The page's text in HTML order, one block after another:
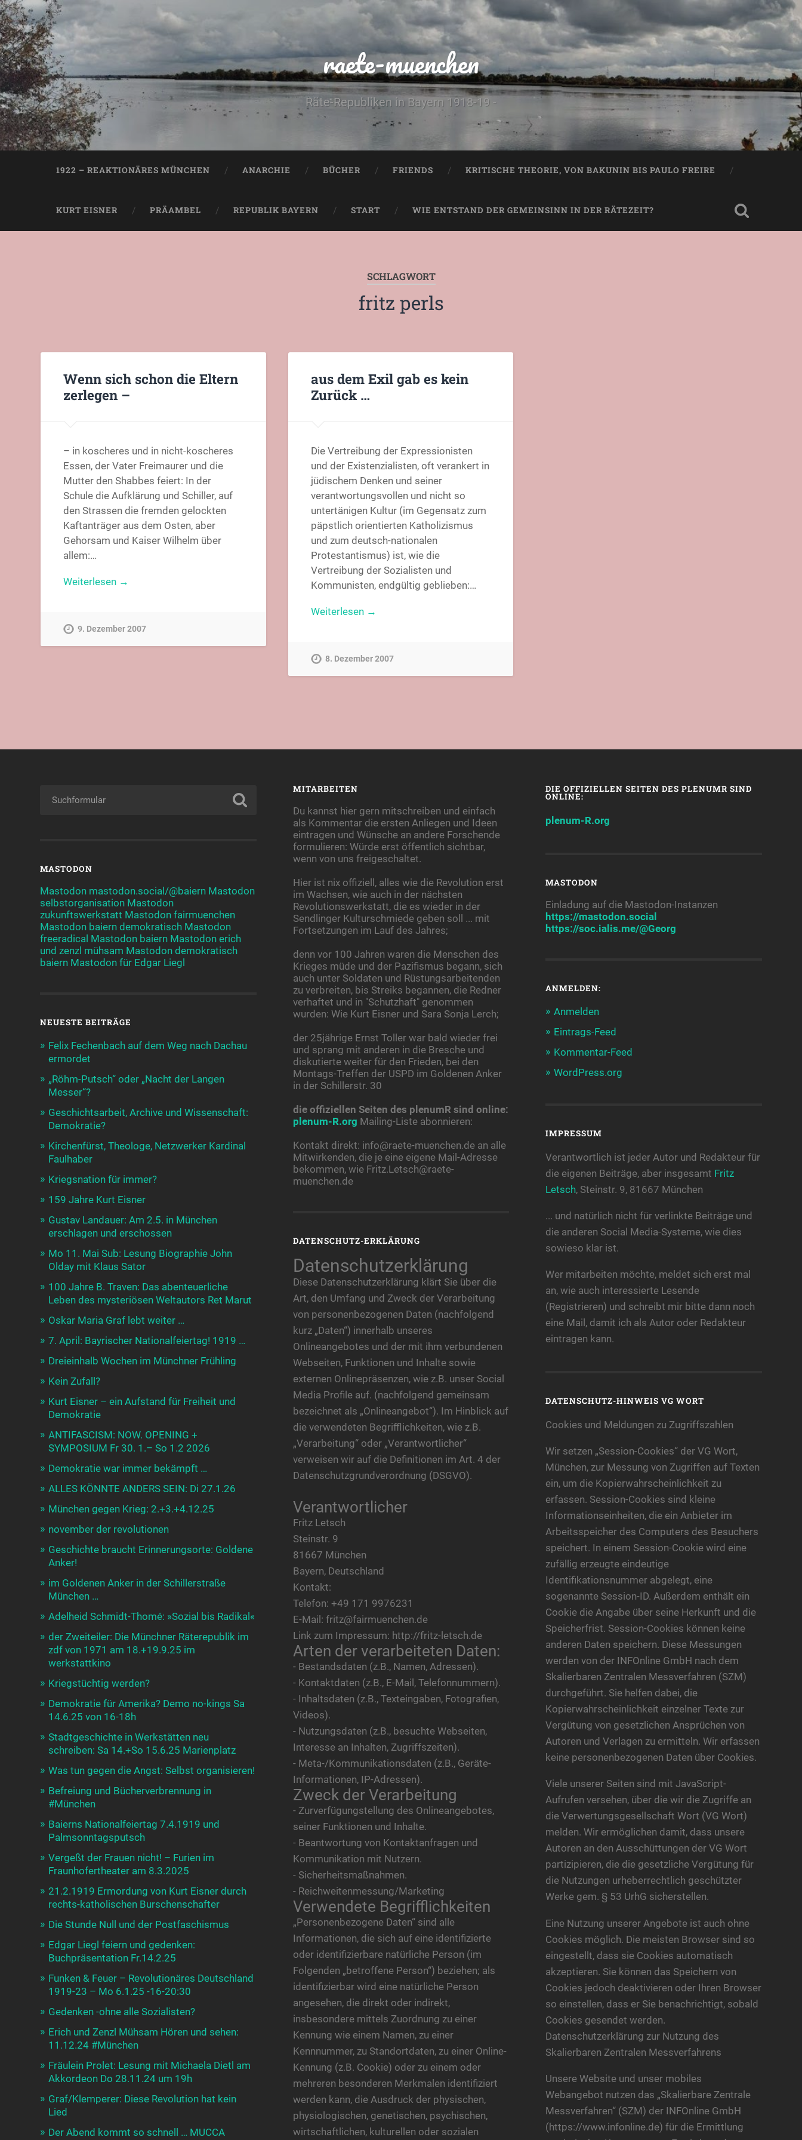
raete-muenchen
Räte-Republiken in Bayern 1918-19 -
1922 – REAKTIONÄRES MÜNCHEN ANARCHIE BÜCHER FRIENDS KRITISCHE THEORIE, VON BAKUNIN BIS PAULO FREIRE
KURT EISNER PRÄAMBEL REPUBLIK BAYERN START WIE ENTSTAND DER GEMEINSINN IN DER RÄTEZEIT?
SCHLAGWORT
fritz perls
Wenn sich schon die Eltern
zerlegen –
– in koscheres und in nicht-koscheres
Essen, der Vater Freimaurer und die
Mutter den Shabbes feiert: In der
Schule die Aufklärung und Schiller, auf
den Strassen die fremden gelockten
Kaftanträger aus dem Osten, aber
Gehorsam und Kaiser Wilhelm über
allem:…
Weiterlesen →
9. Dezember 2007
aus dem Exil gab es kein
Zurück …
Die Vertreibung der Expressionisten
und der Existenzialisten, oft verankert in
jüdischem Denken und seiner
verantwortungsvollen und nicht so
untertänigen Kultur (im Gegensatz zum
päpstlich orientierten Katholizismus
und zum deutsch-nationalen
Protestantismus) ist, wie die
Vertreibung der Sozialisten und
Kommunisten, endgültig geblieben:…
Weiterlesen →
8. Dezember 2007
MASTODON
Mastodon mastodon.social/@baiern Mastodon
selbstorganisation Mastodon
zukunftswerkstatt Mastodon fairmuenchen
Mastodon baiern demokratisch Mastodon
freeradical Mastodon baiern Mastodon erich
und zenzl mühsam Mastodon demokratisch
baiern Mastodon für Edgar Liegl
NEUESTE BEITRÄGE
Felix Fechenbach auf dem Weg nach Dachau
ermordet
„Röhm-Putsch“ oder „Nacht der Langen
Messer“?
Geschichtsarbeit, Archive und Wissenschaft:
Demokratie?
Kirchenfürst, Theologe, Netzwerker Kardinal
Faulhaber
Kriegsnation für immer?
159 Jahre Kurt Eisner
Gustav Landauer: Am 2.5. in München
erschlagen und erschossen
Mo 11. Mai Sub: Lesung Biographie John
Olday mit Klaus Sator
100 Jahre B. Traven: Das abenteuerliche
Leben des mysteriösen Weltautors Ret Marut
Oskar Maria Graf lebt weiter …
7. April: Bayrischer Nationalfeiertag! 1919 …
Dreieinhalb Wochen im Münchner Frühling
Kein Zufall?
Kurt Eisner – ein Aufstand für Freiheit und
Demokratie
ANTIFASCISM: NOW. OPENING +
SYMPOSIUM Fr 30. 1.– So 1.2 2026
Demokratie war immer bekämpft …
ALLES KÖNNTE ANDERS SEIN: Di 27.1.26
München gegen Krieg: 2.+3.+4.12.25
november der revolutionen
Geschichte braucht Erinnerungsorte: Goldene
Anker!
im Goldenen Anker in der Schillerstraße
München …
Adelheid Schmidt-Thomé: »Sozial bis Radikal«
der Zweiteiler: Die Münchner Räterepublik im
zdf von 1971 am 18.+19.9.25 im
werkstattkino
Kriegstüchtig werden?
Demokratie für Amerika? Demo no-kings Sa
14.6.25 von 16-18h
Stadtgeschichte in Werkstätten neu
schreiben: Sa 14.+So 15.6.25 Marienplatz
Was tun gegen die Angst: Selbst organisieren!
Befreiung und Bücherverbrennung in
#München
Baierns Nationalfeiertag 7.4.1919 und
Palmsonntagsputsch
Vergeßt der Frauen nicht! – Furien im
Fraunhofertheater am 8.3.2025
21.2.1919 Ermordung von Kurt Eisner durch
rechts-katholischen Burschenschafter
Die Stunde Null und der Postfaschismus
Edgar Liegl feiern und gedenken:
Buchpräsentation Fr.14.2.25
Funken & Feuer – Revolutionäres Deutschland
1919-23 – Mo 6.1.25 -16-20:30
Gedenken -ohne alle Sozialisten?
Erich und Zenzl Mühsam Hören und sehen:
11.12.24 #München
Fräulein Prolet: Lesung mit Michaela Dietl am
Akkordeon Do 28.11.24 um 19h
Graf/Klemperer: Diese Revolution hat kein
Lied
Der Abend kommt so schnell … MUCCA
MITARBEITEN
Du kannst hier gern mitschreiben und einfach
als Kommentar die ersten Anliegen und Ideen
eintragen und Wünsche an andere Forschende
formulieren: Würde erst öffentlich sichtbar,
wenn von uns freigeschaltet.
Hier ist nix offiziell, alles wie die Revolution erst
im Wachsen, wie auch in der nächsten
Revolutionswerkstatt, die es wieder in der
Sendlinger Kulturschmiede geben soll ... mit
Fortsetzungen im Lauf des Jahres;
denn vor 100 Jahren waren die Menschen des
Krieges müde und der Pazifismus begann, sich
auch unter Soldaten und Rüstungsarbeitenden
zu verbreiten, bis Streiks begannen, die Redner
verhaftet und in "Schutzhaft" genommen
wurden: Wie Kurt Eisner und Sara Sonja Lerch;
der 25jährige Ernst Toller war bald wieder frei
und sprang mit anderen in die Bresche und
diskutierte weiter für den Frieden, bei den
Montags-Treffen der USPD im Goldenen Anker
in der Schillerstr. 30
die offiziellen Seiten des plenumR sind online:
plenum-R.org Mailing-Liste abonnieren:
Kontakt direkt: info@raete-muenchen.de an alle
Mitwirkenden, die je eine eigene Mail-Adresse
bekommen, wie Fritz.Letsch@raete-
muenchen.de
DATENSCHUTZ-ERKLÄRUNG
Datenschutzerklärung
Diese Datenschutzerklärung klärt Sie über die
Art, den Umfang und Zweck der Verarbeitung
von personenbezogenen Daten (nachfolgend
kurz „Daten“) innerhalb unseres
Onlineangebotes und der mit ihm verbundenen
Webseiten, Funktionen und Inhalte sowie
externen Onlinepräsenzen, wie z.B. unser Social
Media Profile auf. (nachfolgend gemeinsam
bezeichnet als „Onlineangebot“). Im Hinblick auf
die verwendeten Begrifflichkeiten, wie z.B.
„Verarbeitung“ oder „Verantwortlicher“
verweisen wir auf die Definitionen im Art. 4 der
Datenschutzgrundverordnung (DSGVO).
Verantwortlicher
Fritz Letsch
Steinstr. 9
81667 München
Bayern, Deutschland
Kontakt:
Telefon: +49 171 9976231
E-Mail: fritz@fairmuenchen.de
Link zum Impressum: http://fritz-letsch.de
Arten der verarbeiteten Daten:
- Bestandsdaten (z.B., Namen, Adressen).
- Kontaktdaten (z.B., E-Mail, Telefonnummern).
- Inhaltsdaten (z.B., Texteingaben, Fotografien,
Videos).
- Nutzungsdaten (z.B., besuchte Webseiten,
Interesse an Inhalten, Zugriffszeiten).
- Meta-/Kommunikationsdaten (z.B., Geräte-
Informationen, IP-Adressen).
Zweck der Verarbeitung
- Zurverfügungstellung des Onlineangebotes,
seiner Funktionen und Inhalte.
- Beantwortung von Kontaktanfragen und
Kommunikation mit Nutzern.
- Sicherheitsmaßnahmen.
- Reichweitenmessung/Marketing
Verwendete Begrifflichkeiten
„Personenbezogene Daten“ sind alle
Informationen, die sich auf eine identifizierte
oder identifizierbare natürliche Person (im
Folgenden „betroffene Person“) beziehen; als
identifizierbar wird eine natürliche Person
angesehen, die direkt oder indirekt,
insbesondere mittels Zuordnung zu einer
Kennung wie einem Namen, zu einer
Kennnummer, zu Standortdaten, zu einer Online-
Kennung (z.B. Cookie) oder zu einem oder
mehreren besonderen Merkmalen identifiziert
werden kann, die Ausdruck der physischen,
physiologischen, genetischen, psychischen,
wirtschaftlichen, kulturellen oder sozialen
DIE OFFIZIELLEN SEITEN DES PLENUMR SIND
ONLINE:
plenum-R.org
MASTODON
Einladung auf die Mastodon-Instanzen
https://mastodon.social
https://soc.ialis.me/@Georg
ANMELDEN:
Anmelden
Eintrags-Feed
Kommentar-Feed
WordPress.org
IMPRESSUM
Verantwortlich ist jeder Autor und Redakteur für
die eigenen Beiträge, aber insgesamt Fritz
Letsch, Steinstr. 9, 81667 München
... und natürlich nicht für verlinkte Beiträge und
die anderen Social Media-Systeme, wie dies
sowieso klar ist.
Wer mitarbeiten möchte, meldet sich erst mal
an, wie auch interessierte Lesende
(Registrieren) und schreibt mir bitte dann noch
eine Mail, damit ich als Autor oder Redakteur
eintragen kann.
DATENSCHUTZ-HINWEIS VG WORT
Cookies und Meldungen zu Zugriffszahlen
Wir setzen „Session-Cookies“ der VG Wort,
München, zur Messung von Zugriffen auf Texten
ein, um die Kopierwahrscheinlichkeit zu
erfassen. Session-Cookies sind kleine
Informationseinheiten, die ein Anbieter im
Arbeitsspeicher des Computers des Besuchers
speichert. In einem Session-Cookie wird eine
zufällig erzeugte eindeutige
Identifikationsnummer abgelegt, eine
sogenannte Session-ID. Außerdem enthält ein
Cookie die Angabe über seine Herkunft und die
Speicherfrist. Session-Cookies können keine
anderen Daten speichern. Diese Messungen
werden von der INFOnline GmbH nach dem
Skalierbaren Zentralen Messverfahren (SZM)
durchgeführt. Sie helfen dabei, die
Kopierwahrscheinlichkeit einzelner Texte zur
Vergütung von gesetzlichen Ansprüchen von
Autoren und Verlagen zu ermitteln. Wir erfassen
keine personenbezogenen Daten über Cookies.
Viele unserer Seiten sind mit JavaScript-
Aufrufen versehen, über die wir die Zugriffe an
die Verwertungsgesellschaft Wort (VG Wort)
melden. Wir ermöglichen damit, dass unsere
Autoren an den Ausschüttungen der VG Wort
partizipieren, die die gesetzliche Vergütung für
die Nutzungen urheberrechtlich geschützter
Werke gem. § 53 UrhG sicherstellen.
Eine Nutzung unserer Angebote ist auch ohne
Cookies möglich. Die meisten Browser sind so
eingestellt, dass sie Cookies automatisch
akzeptieren. Sie können das Speichern von
Cookies jedoch deaktivieren oder Ihren Browser
so einstellen, dass er Sie benachrichtigt, sobald
Cookies gesendet werden.
Datenschutzerklärung zur Nutzung des
Skalierbaren Zentralen Messverfahrens
Unsere Website und unser mobiles
Webangebot nutzen das „Skalierbare Zentrale
Messverfahren“ (SZM) der INFOnline GmbH
(https://www.infonline.de) für die Ermittlung